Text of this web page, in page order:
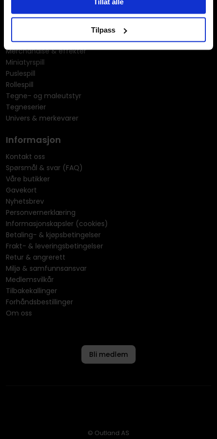
Tilpass
KPOP & musikk
Manga
Merchandise & effekter
Miniatyrspill
Puslespill
Rollespill
Tegne- og maleutstyr
Tegneserier
Univers & merkevarer
Informasjon
Kontakt oss
Spørsmål & svar (FAQ)
Våre butikker
Gavekort
Nyhetsbrev
Personvernerklæring
Informasjonskapsler (cookies)
Betaling- & kjøpsbetingelser
Frakt- & leveringsbetingelser
Retur & angrerett
Miljø & samfunnsansvar
Medlemsvilkår
Tilbakekallinger
Forhåndsbestillinger
Om oss
Bli medlem
© Outland AS